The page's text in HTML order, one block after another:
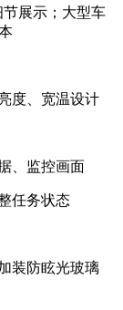
节展示；大型车
度、宽温设计
、监控画面
任务状态
装防眩光玻璃